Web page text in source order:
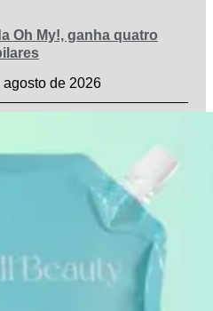
Oh My!, ganha quatro
de 2026